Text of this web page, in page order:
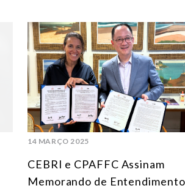
14 MARÇO 2025
CEBRI e CPAFFC Assinam
Memorando de Entendimento